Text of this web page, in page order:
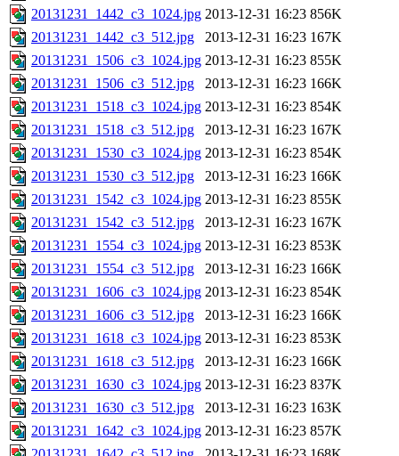
20131231_1442_c3_1024.jpg 2013-12-31 16:23 856K
20131231_1442_c3_512.jpg
2013-12-31 16:23 167K
20131231_1506_c3_1024.jpg 2013-12-31 16:23 855K
20131231_1506_c3_512.jpg
2013-12-31 16:23 166K
20131231_1518_c3_1024.jpg 2013-12-31 16:23 854K
20131231_1518_c3_512.jpg
2013-12-31 16:23 167K
20131231_1530_c3_1024.jpg 2013-12-31 16:23 854K
20131231_1530_c3_512.jpg
2013-12-31 16:23 166K
20131231_1542_c3_1024.jpg 2013-12-31 16:23 855K
20131231_1542_c3_512.jpg
2013-12-31 16:23 167K
20131231_1554_c3_1024.jpg 2013-12-31 16:23 853K
20131231_1554_c3_512.jpg
2013-12-31 16:23 166K
20131231_1606_c3_1024.jpg 2013-12-31 16:23 854K
20131231_1606_c3_512.jpg
2013-12-31 16:23 166K
20131231_1618_c3_1024.jpg 2013-12-31 16:23 853K
20131231_1618_c3_512.jpg
2013-12-31 16:23 166K
20131231_1630_c3_1024.jpg 2013-12-31 16:23 837K
20131231_1630_c3_512.jpg
2013-12-31 16:23 163K
20131231_1642_c3_1024.jpg 2013-12-31 16:23 857K